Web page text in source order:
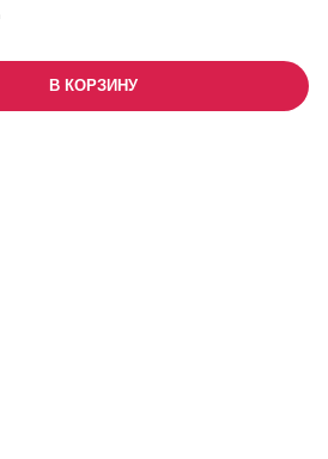
В КОРЗИНУ